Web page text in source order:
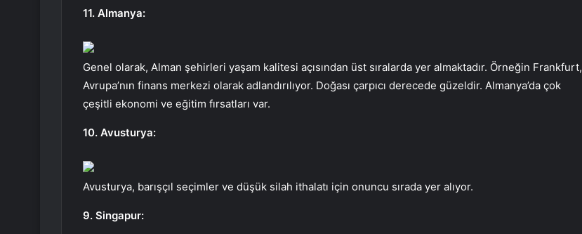
11. Almanya:
Genel olarak, Alman şehirleri yaşam kalitesi açısından üst sıralarda yer almaktadır. Örneğin Frankfurt,
Avrupa’nın finans merkezi olarak adlandırılıyor. Doğası çarpıcı derecede güzeldir. Almanya’da çok
çeşitli ekonomi ve eğitim fırsatları var.
10. Avusturya:
Avusturya, barışçıl seçimler ve düşük silah ithalatı için onuncu sırada yer alıyor.
9. Singapur: